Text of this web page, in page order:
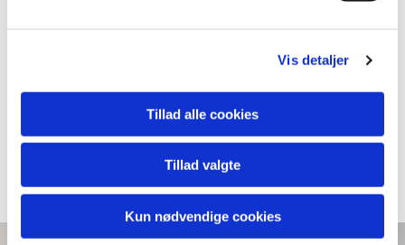
Vis detaljer
Tillad alle cookies
Tillad valgte
Kun nødvendige cookies